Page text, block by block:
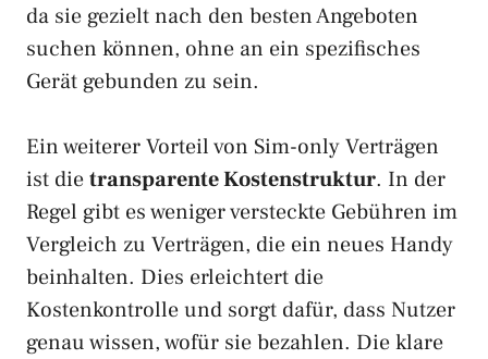
da sie gezielt nach den besten Angeboten
suchen können, ohne an ein spezifisches
Gerät gebunden zu sein.
Ein weiterer Vorteil von Sim-only Verträgen
ist dietransparente Kostenstruktur. In der
Regel gibt es weniger versteckte Gebühren im
Vergleich zu Verträgen, die ein neues Handy
beinhalten. Dies erleichtert die
Kostenkontrolle und sorgt dafür, dass Nutzer
genau wissen, wofür sie bezahlen. Die klare